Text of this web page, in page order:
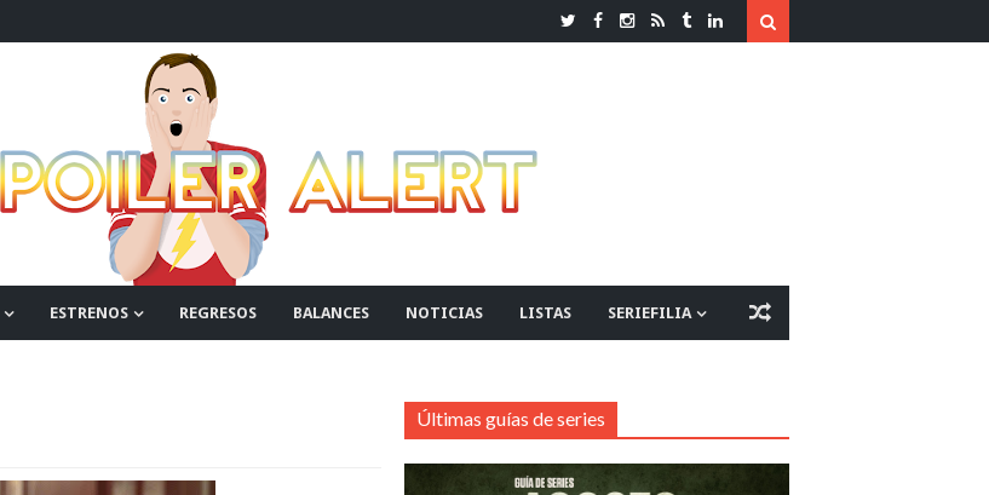
ESTRENOS REGRESOS BALANCES NOTICIAS LISTAS SERIEFILIA
Últimas guías de series